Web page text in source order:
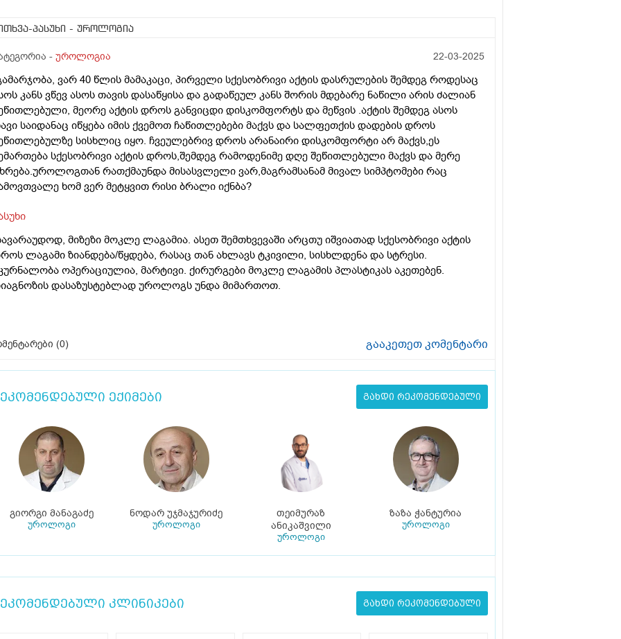
პასუხი - უროლოგია
- უროლოგია 22-03-2025
ვარ 40 წლის მამაკაცი, პირველი სქესობრივი აქტის დასრულების შემდეგ როდესაც
კანს ვწევ ასოს თავის დასაწყისა და გადაწეულ კანს შორის მდებარე ნაწილი არის ძალიან
მეორე აქტის დროს განვიცდი დისკომფორტს და მეწვის .აქტის შემდეგ ასოს
საიდანაც იწყება იმის ქვემოთ ჩაწითლებები მაქვს და სალფეთქის დადების დროს
სისხლიც იყო. ჩვეულებრივ დროს არანაირი დისკომფორტი არ მაქვს,ეს
სქესობრივი აქტის დროს,შემდეგ რამოდენიმე დღე შეწითლებული მაქვს და მერე
რათქმაუნდა მისასვლელი ვარ,მაგრამსანამ მივალ სიმპტომები რაც
ხომ ვერ მეტყვით რისი ბრალი იქნბა?
მიზეზი მოკლე ლაგამია. ასეთ შემთხვევაში არცთუ იშვიათად სქესობრივი აქტის
ლაგამი ზიანდება/წყდება, რასაც თან ახლავს ტკივილი, სისხლდენა და სტრესი.
ოპერაციულია, მარტივი. ქირურგები მოკლე ლაგამის პლასტიკას აკეთებენ.
დასაზუსტებლად უროლოგს უნდა მიმართოთ.
(0) გააკეთეთ კომენტარი
ექიმები გახდი რეკომენდებული
გიორგი მანაგაძე
უროლოგი
ნოდარ უჯმაჯურიძე
უროლოგი
თეიმურაზ
ანიკაშვილი
უროლოგი
ზაზა ჭანტურია
უროლოგი
კლინიკები გახდი რეკომენდებული